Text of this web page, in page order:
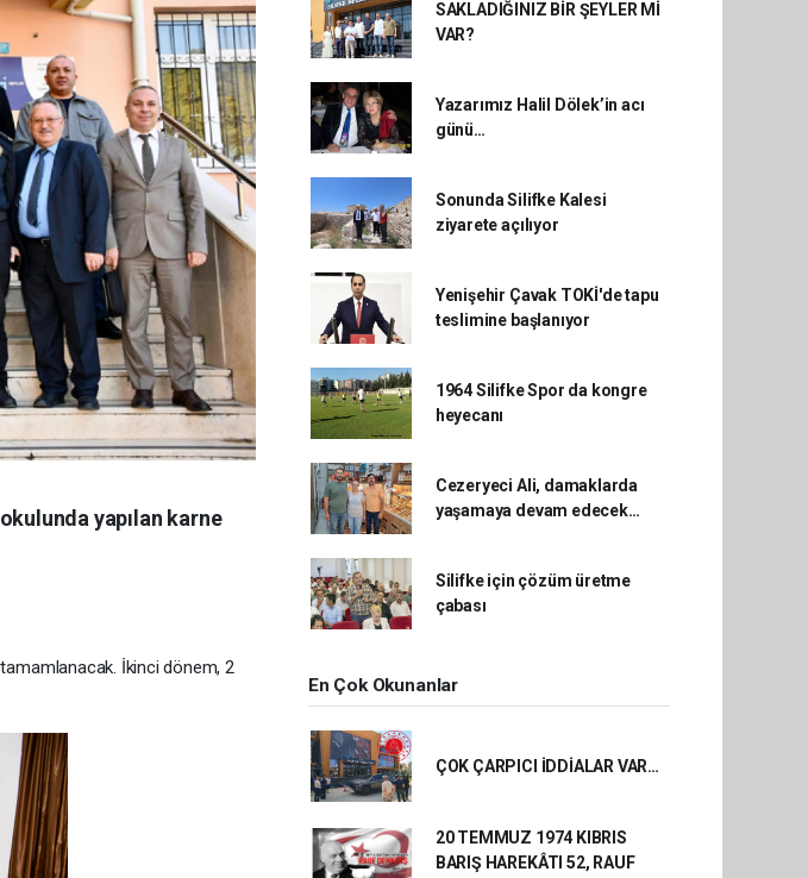
yapılan karne
İkinci dönem, 2
SAKLADIĞINIZ BİR ŞEYLER Mİ
VAR?
Yazarımız Halil Dölek’in acı
günü…
Sonunda Silifke Kalesi
ziyarete açılıyor
Yenişehir Çavak TOKİ'de tapu
teslimine başlanıyor
1964 Silifke Spor da kongre
heyecanı
Cezeryeci Ali, damaklarda
yaşamaya devam edecek…
Silifke için çözüm üretme
çabası
En Çok Okunanlar
ÇOK ÇARPICI İDDİALAR VAR…
20 TEMMUZ 1974 KIBRIS
BARIŞ HAREKÂTI 52, RAUF